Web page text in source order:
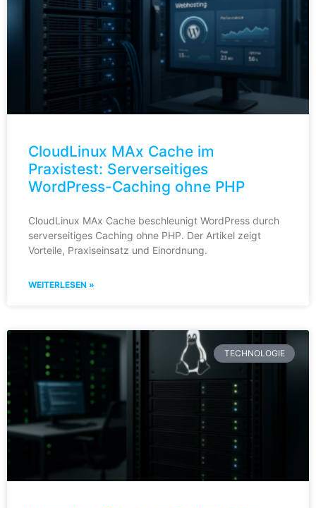
CloudLinux MAx Cache im
Praxistest: Serverseitiges
WordPress-Caching ohne PHP
CloudLinux MAx Cache beschleunigt WordPress durch
serverseitiges Caching ohne PHP. Der Artikel zeigt
Vorteile, Praxiseinsatz und Einordnung.
WEITERLESEN »
TECHNOLOGIE